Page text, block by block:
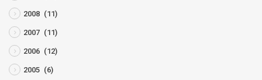
2008 (11)
2007 (11)
2006 (12)
2005 (6)